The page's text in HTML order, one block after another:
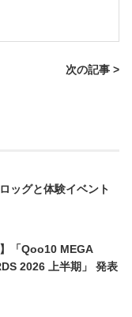
次の記事 >
ッグと体験イベント
「Qoo10 MEGA
2026 上半期」 発表